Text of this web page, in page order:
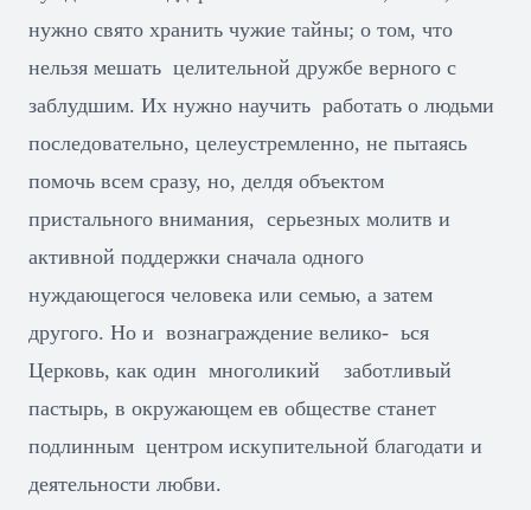
нужно свято хранить чужие тайны; о том, что
нельзя мешать целительной дружбе верного с
заблудшим. Их нужно научить работать о людьми
последовательно, целеустремленно, не пытаясь
помочь всем сразу, но, делдя объектом
пристального внимания, серьезных молитв и
активной поддержки сначала одного
нуждающегося человека или семью, а затем
другого. Но и вознаграждение велико- ься
Церковь, как один многоликий заботливый
пастырь, в окружающем ев обществе станет
подлинным центром искупительной благодати и
деятельности любви.